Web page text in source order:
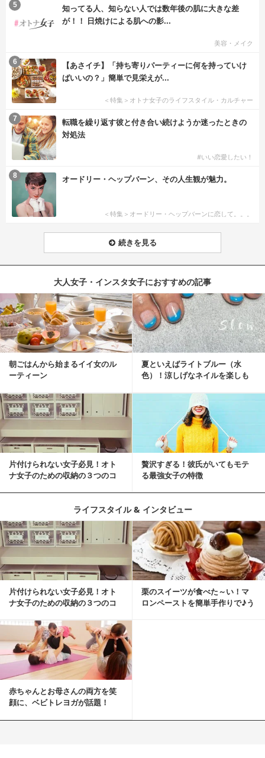
知ってる人、知らない人では数年後の肌に大きな差
が！！ 日焼けによる肌への影...
美容・メイク
5
【あさイチ】「持ち寄りパーティーに何を持っていけ
ばいいの？」簡単で見栄えが...
＜特集＞オトナ女子のライフスタイル・カルチャー
6
転職を繰り返す彼と付き合い続けようか迷ったときの
対処法
#いい恋愛したい！
7
オードリー・ヘップバーン、その人生観が魅力。
＜特集＞オードリー・ヘップバーンに恋して。。。
8
続きを見る
大人女子・インスタ女子におすすめの記事
朝ごはんから始まるイイ女のル
ーティーン
夏といえばライトブルー（水
色）！涼しげなネイルを楽しも
片付けられない女子必見！オト
ナ女子のための収納の３つのコ
贅沢すぎる！彼氏がいてもモテ
る最強女子の特徴
ライフスタイル & インタビュー
片付けられない女子必見！オト
ナ女子のための収納の３つのコ
栗のスイーツが食べた～い！マ
ロンペーストを簡単手作りで♪う
赤ちゃんとお母さんの両方を笑
顔に、ベビトレヨガが話題！